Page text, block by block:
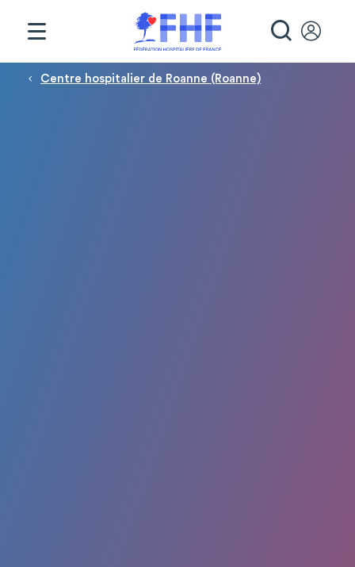
Fil d'Ariane
Centre hospitalier de Roanne (Roanne)
Panneau de gestion des cookies